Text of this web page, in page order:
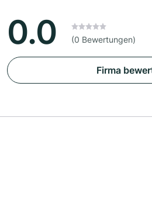
0.0 (0 Bewertungen)
Firma